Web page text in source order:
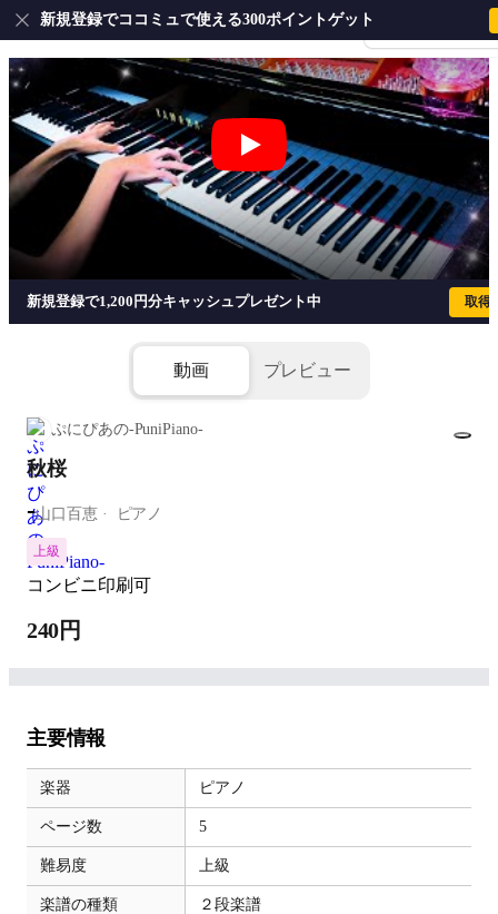
会員登録・ログイ
新規登録でココミュで使える300ポイントゲット
秋桜 - 山口百恵
新規登録で1,200円分キャッシュプレゼント中 取得
動画 プレビュー
ぷにぴあの-PuniPiano-
秋桜
-山口百恵 ピアノ
上級
コンビニ印刷可
240円
主要情報
楽器 ピアノ
ページ数 5
難易度 上級
楽譜の種類 ２段楽譜